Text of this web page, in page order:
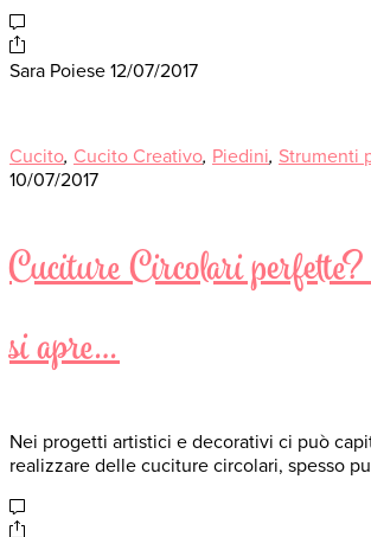
Sara Poiese 12/07/2017
Cucito, Cucito Creativo, Piedini, Strumenti
10/07/2017
Cuciture Circolari
si apre…
Nei progetti artistici e decorativi ci può
realizzare delle cuciture circolari, spesso